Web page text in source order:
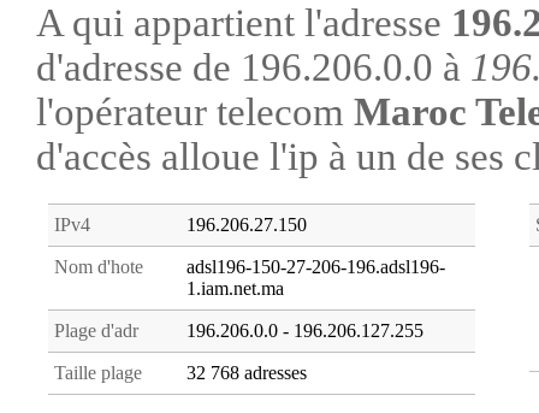
A qui appartient l'adresse
d'adresse de 196.206.0.0 à
l'opérateur telecom Maroc
d'accès alloue l'ip à un de ses
IPv4 196.206.27.150
Nom d'hote
adsl196-150-27-206-196.adsl196-
1.iam.net.ma
Plage d'adr 196.206.0.0 - 196.206.127.255
Taille plage 32 768 adresses